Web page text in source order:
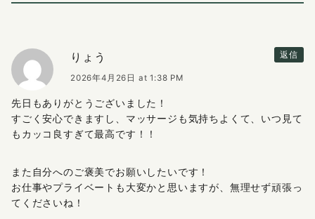
返信
りょう
2026年4月26日 at 1:38 PM
先日もありがとうございました！
すごく安心できますし、マッサージも気持ちよくて、いつ見て
もカッコ良すぎて最高です！！
また自分へのご褒美でお願いしたいです！
お仕事やプライベートも大変かと思いますが、無理せず頑張っ
てくださいね！